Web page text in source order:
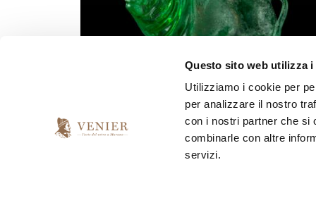
Questo sito web utilizza i
Utilizziamo i cookie per
per analizzare il nostro
con i nostri partner che si
combinarle con altre
servizi.